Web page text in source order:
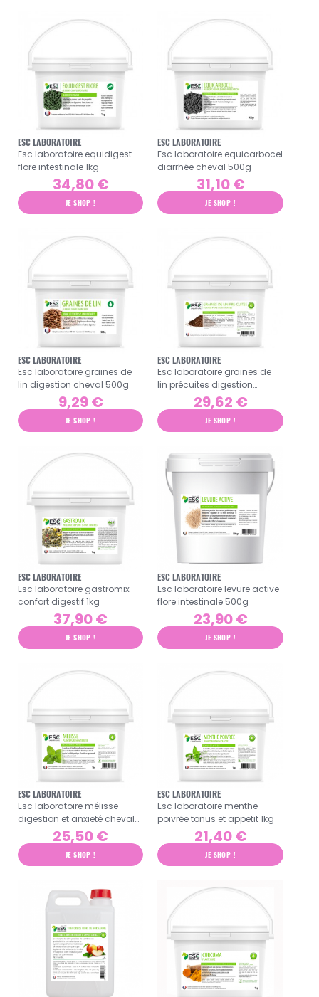
ESC LABORATOIRE
Esc laboratoire equidigest
flore intestinale 1kg
34,80 €
JE SHOP !
ESC LABORATOIRE
Esc laboratoire equicarbocel
diarrhée cheval 500g
31,10 €
JE SHOP !
ESC LABORATOIRE
Esc laboratoire graines de
lin digestion cheval 500g
9,29 €
JE SHOP !
ESC LABORATOIRE
Esc laboratoire graines de
lin précuites digestion
cheval 1kg29,62 €
JE SHOP !
ESC LABORATOIRE
Esc laboratoire gastromix
confort digestif 1kg
37,90 €
JE SHOP !
ESC LABORATOIRE
Esc laboratoire levure active
flore intestinale 500g
23,90 €
JE SHOP !
ESC LABORATOIRE
Esc laboratoire mélisse
digestion et anxieté cheval
25,50 €
JE SHOP !
ESC LABORATOIRE
Esc laboratoire menthe
poivrée tonus et appetit 1kg
21,40 €
JE SHOP !